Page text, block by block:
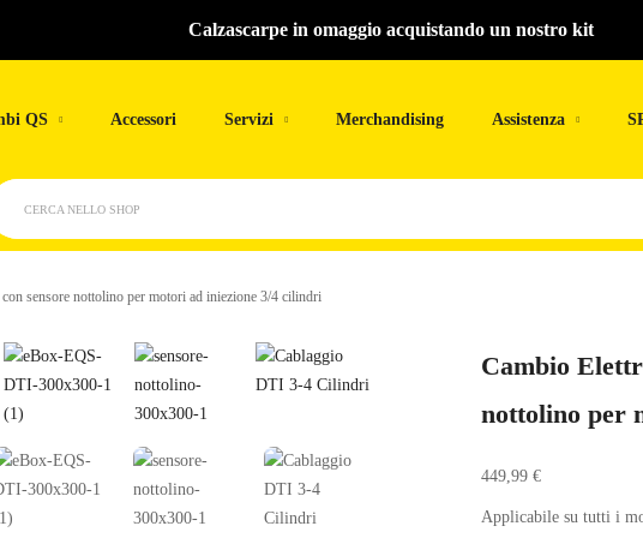
Calzascarpe in omaggio acquistando un nostro kit
QS Accessori Servizi Merchandising Assistenza
CERCA NELLO SHOP
sensore nottolino per motori ad iniezione 3/4 cilindri
Cambio
nottolino per
449,99 €
Applicabile su tutti i